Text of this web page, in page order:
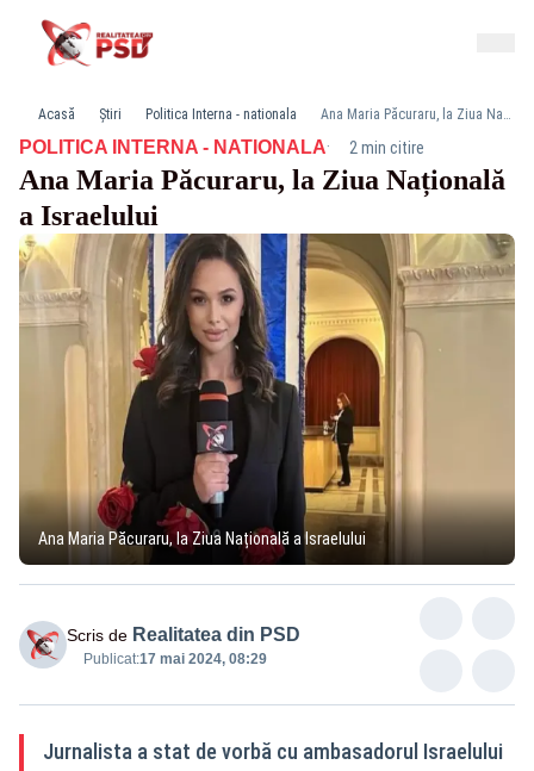
Acasă Știri Politica Interna - nationala Ana Maria Păcuraru, la Ziua Națională a Israelului
POLITICA INTERNA - NATIONALA· 2 min citire
Ana Maria Păcuraru, la Ziua Națională
a Israelului
Ana Maria Păcuraru, la Ziua Națională a Israelului
Scris de Realitatea din PSD
Publicat:17 mai 2024, 08:29
Jurnalista a stat de vorbă cu ambasadorul Israelului